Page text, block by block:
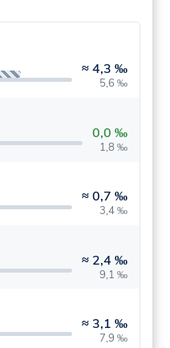
≈4,3 ‰
5,6 ‰
0,0 ‰
1,8 ‰
≈0,7 ‰
3,4 ‰
≈ 2,4 ‰
9,1 ‰
≈ 3,1 ‰
7,9 ‰